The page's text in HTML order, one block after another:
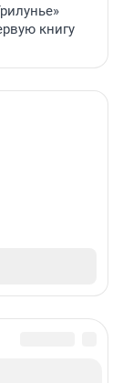
книгу